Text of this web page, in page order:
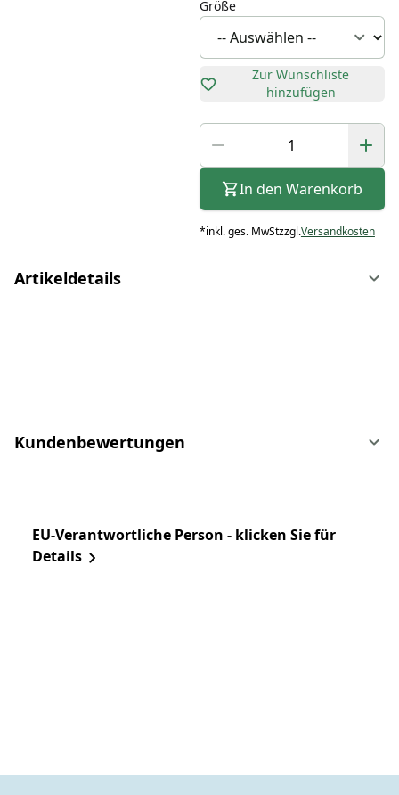
Größe
Zur Wunschliste
hinzufügen
In den Warenkorb
*inkl. ges. MwStzzgl.Versandkosten
Artikeldetails
Kundenbewertungen
EU-Verantwortliche Person - klicken Sie für
Details